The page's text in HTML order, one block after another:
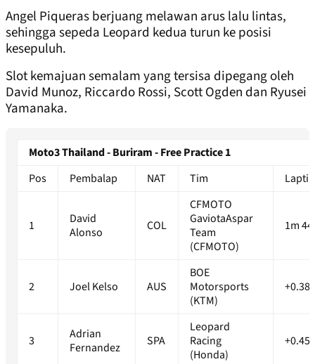
Angel Piqueras berjuang melawan arus lalu lintas,
sehingga sepeda Leopard kedua turun ke posisi
kesepuluh.
Slot kemajuan semalam yang tersisa dipegang oleh
David Munoz, Riccardo Rossi, Scott Ogden dan Ryusei
Yamanaka.
Moto3 Thailand - Buriram - Free Practice 1
Pos
Pembalap NAT Tim
1
David
Alonso
COL
CFMOTO
GaviotaAspar
Team
(CFMOTO)
1m
2 Joel Kelso AUS
BOE
Motorsports
(KTM)
3
Adrian
Fernandez
SPA
Leopard
Racing
(Honda)